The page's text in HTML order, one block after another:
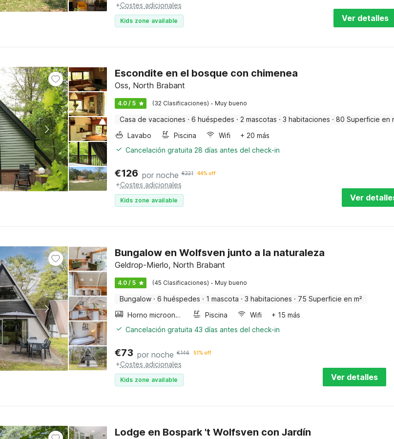
+Costes adicionales
Kids zone available Ver detalles
Escondite en el bosque con chimenea
Oss, North Brabant
4.0 / 5 (32 Clasificaciones) · Muy bueno
Casa de vacaciones · 6 huéspedes · 2 mascotas · 3 habitaciones · 80 Superficie en
Lavabo
Piscina Wifi
+ 20 más
Cancelación gratuita 28 días antes del check-in
€126 por noche €221 44% off
+Costes adicionales
Kids zone available Ver
Bungalow en Wolfsven junto a la naturaleza
Geldrop-Mierlo, North Brabant
4.0 / 5 (45 Clasificaciones) · Muy bueno
Bungalow · 6 huéspedes · 1 mascota · 3 habitaciones · 75 Superficie en m²
Horno microondas
Piscina Wifi
+ 15 más
Cancelación gratuita 43 días antes del check-in
€73 por noche €146 51% off
+Costes adicionales
Kids zone available Ver detalles
Lodge en Bospark 't Wolfsven con Jardín